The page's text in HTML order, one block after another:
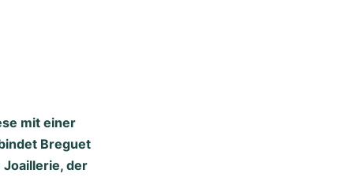
mit einer
Breguet
der